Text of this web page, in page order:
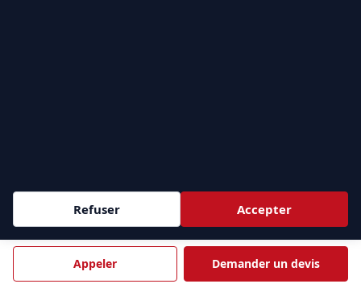
Appeler Demander un devis
Notre organisme
Contact
ZONES D'INTERVENTION
Refuser Accepter